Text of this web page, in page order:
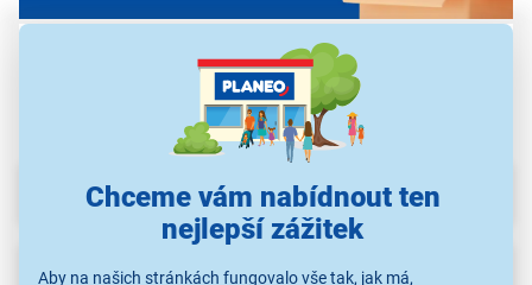
Chceme vám nabídnout ten
nejlepší zážitek
Aby na našich stránkách fungovalo vše tak, jak má,
Parametry
Recenze(1)